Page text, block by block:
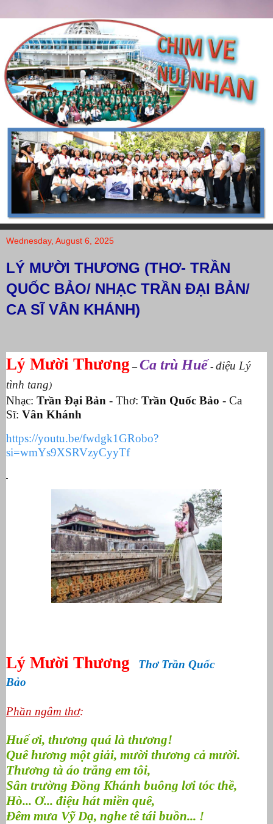
Wednesday, August 6, 2025
LÝ MƯỜI THƯƠNG (THƠ- TRẦN
QUỐC BẢO/ NHẠC TRẦN ĐẠI BẢN/
CA SĨ VÂN KHÁNH)
Lý Mười Thương – Ca trù Huế - điệu Lý
tình tang)
Nhạc: Trần Đại Bản - Thơ: Trần Quốc Bảo - Ca
Sĩ: Vân Khánh
https://youtu.be/fwdgk1GRobo?
si=wmYs9XSRVzyCyyTf
Lý Mười Thương
Thơ Trần Quốc
Bảo
Phần ngâm thơ:
Huế ơi, thương quá là thương!
Quê hương một giải, mười thương cả mười.
Thương tà áo trắng em tôi,
Sân trường Đồng Khánh buông lơi tóc thề,
Hò... Ơ... điệu hát miền quê,
Đêm mưa Vỹ Dạ, nghe tê tái buồn... !